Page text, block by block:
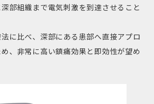
部組織まで電気刺激を到達させること
に比べ、深部にある患部へ直接アプロ
、非常に高い鎮痛効果と即効性が望め